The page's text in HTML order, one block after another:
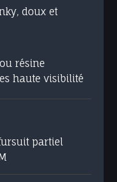
doux et
résine
haute visibilité
partiel